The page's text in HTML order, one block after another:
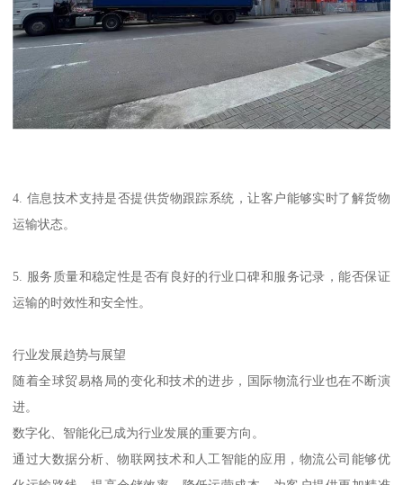
4. 信息技术支持是否提供货物跟踪系统，让客户能够实时了解货物
运输状态。
5. 服务质量和稳定性是否有良好的行业口碑和服务记录，能否保证
运输的时效性和安全性。
行业发展趋势与展望
随着全球贸易格局的变化和技术的进步，国际物流行业也在不断演
进。
数字化、智能化已成为行业发展的重要方向。
通过大数据分析、物联网技术和人工智能的应用，物流公司能够优